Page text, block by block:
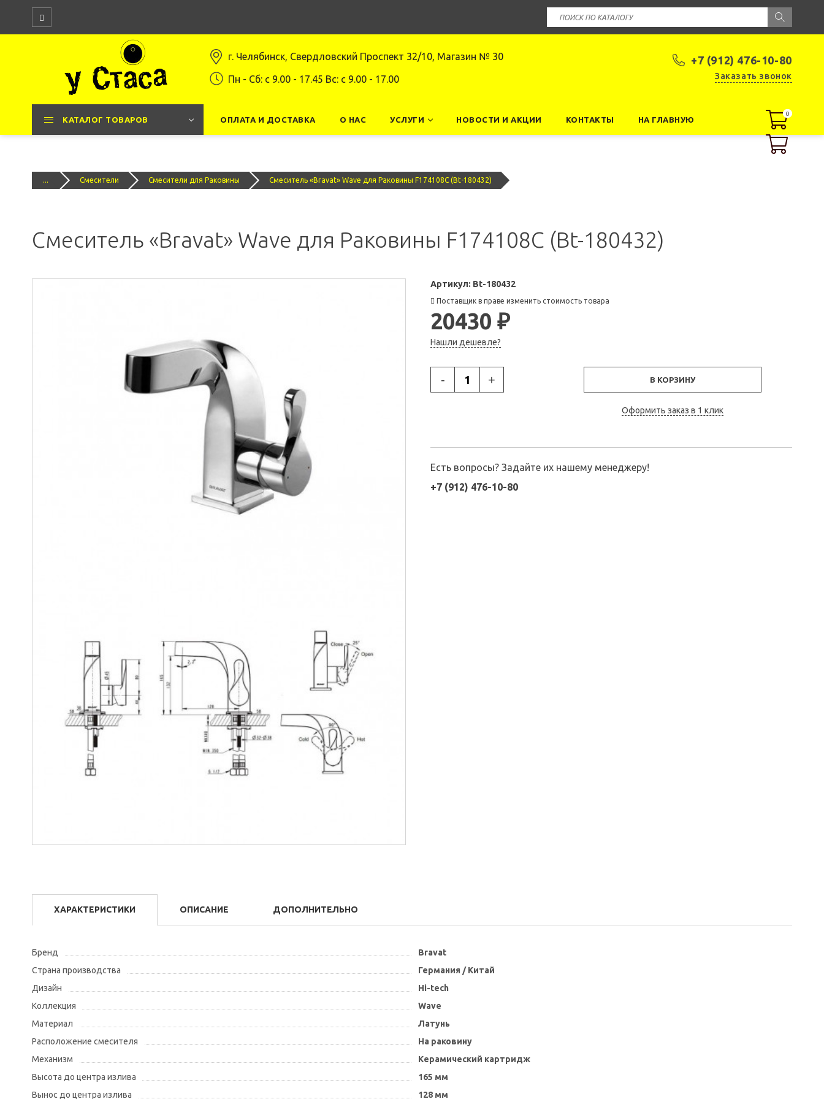
+7 (912) 476-10-80
Заказать звонок
г. Челябинск, Свердловский Проспект 32/10, Магазин № 30
Пн - Сб: c 9.00 - 17.45 Вс: c 9.00 - 17.00
КАТАЛОГ ТОВАРОВ ОПЛАТА И ДОСТАВКА О НАС УСЛУГИ НОВОСТИ И АКЦИИ КОНТАКТЫ НА ГЛАВНУЮ
0
0
... Смесители Смесители для Раковины Смеситель «Bravat» Wave для Раковины F174108C (Bt-180432)
Смеситель «Bravat» Wave для Раковины F174108C (Bt-180432)
Артикул: Bt-180432
Поставщик в праве изменить стоимость товара
20430 ₽
Нашли дешевле?
- + В КОРЗИНУ
Оформить заказ в 1 клик
Есть вопросы? Задайте их нашему менеджеру!
+7 (912) 476-10-80
ХАРАКТЕРИСТИКИ ОПИСАНИЕ ДОПОЛНИТЕЛЬНО
Бренд
Bravat
Страна производства
Германия / Китай
Дизайн
Hi-tech
Коллекция
Wave
Материал
Латунь
Расположение смесителя
На раковину
Механизм
Керамический картридж
Высота до центра излива
165 мм
Вынос до центра излива
128 мм